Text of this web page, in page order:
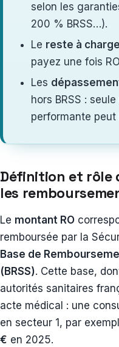
selon les
200 % BRSS…).
Le reste à
payez une fois
Les
hors BRSS :
performante peut
Définition et rôle
les
Le montant RO
remboursée par la
Base de
(BRSS). Cette base,
autorités sanitaires
acte médical : une
en secteur 1, par
€ en 2025.